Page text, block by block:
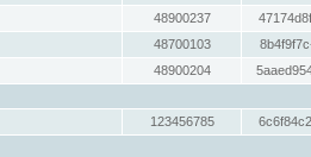
48900237
48700103
48900204
123456785